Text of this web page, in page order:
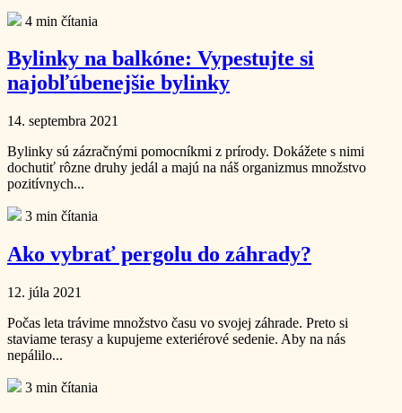
4 min čítania
Bylinky na balkóne: Vypestujte si
najobľúbenejšie bylinky
14. septembra 2021
Bylinky sú zázračnými pomocníkmi z prírody. Dokážete s nimi
dochutiť rôzne druhy jedál a majú na náš organizmus množstvo
pozitívnych...
3 min čítania
Ako vybrať pergolu do záhrady?
12. júla 2021
Počas leta trávime množstvo času vo svojej záhrade. Preto si
staviame terasy a kupujeme exteriérové sedenie. Aby na nás
nepálilo...
3 min čítania